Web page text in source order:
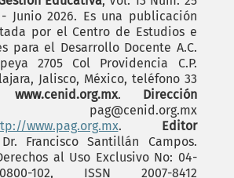
Junio 2026. Es una publicación
por el Centro de Estudios e
para el Desarrollo Docente A.C.
2705 Col Providencia C.P.
Jalisco, México, teléfono 33
www.cenid.org.mx. Dirección
pag@cenid.org.mx
www.pag.org.mx.
Editor
Dr. Francisco Santillán Campos.
al Uso Exclusivo No: 04-
102, ISSN 2007-8412